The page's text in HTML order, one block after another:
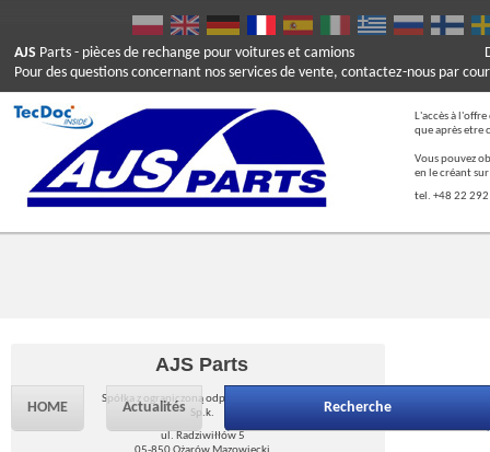
AJS Parts - pièces de rechange pour voitures et camions
Pour des questions concernant nos services de vente, contactez-nous par
L'accès à
que après etre
Vous pouvez
en le créant
tel. +48 22
HOME Actualités Recherche
AJS Parts
Spółka z ograniczoną odpowiedzialnością
Sp.k.
ul. Radziwiłłów 5